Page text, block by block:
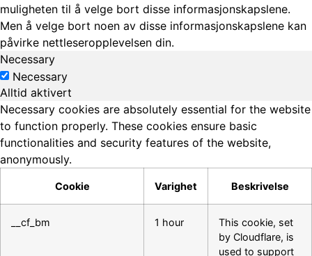
muligheten til å velge bort disse informasjonskapslene.
Men å velge bort noen av disse informasjonskapslene kan
påvirke nettleseropplevelsen din.
Necessary
Necessary
Alltid aktivert
Necessary cookies are absolutely essential for the website
to function properly. These cookies ensure basic
functionalities and security features of the website,
anonymously.
Cookie Varighet Beskrivelse
__cf_bm 1 hour
This cookie, set
by Cloudflare, is
used to support